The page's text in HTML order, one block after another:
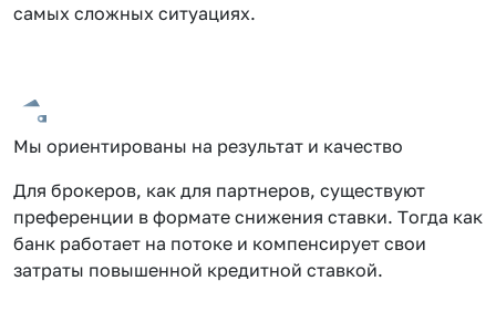
самых сложных ситуациях.
Мы ориентированы на результат и качество
Для брокеров, как для партнеров, существуют
преференции в формате снижения ставки. Тогда как
банк работает на потоке и компенсирует свои
затраты повышенной кредитной ставкой.